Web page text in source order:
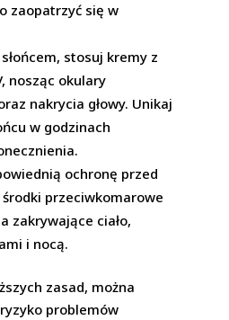
zaopatrzyć się w
stosuj kremy z
nosząc okulary
nakrycia głowy. Unikaj
w godzinach
ochronę przed
przeciwkomarowe
zakrywające ciało,
i nocą.
zasad, można
problemów